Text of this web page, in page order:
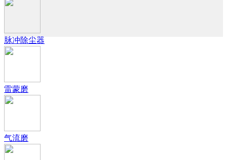
脉冲除尘器
雷蒙磨
气流磨